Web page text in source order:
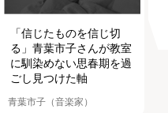
「信じたものを信じ切
る」青葉市子さんが教室
に馴染めない思春期を過
ごし見つけた軸
青葉市子（音楽家）